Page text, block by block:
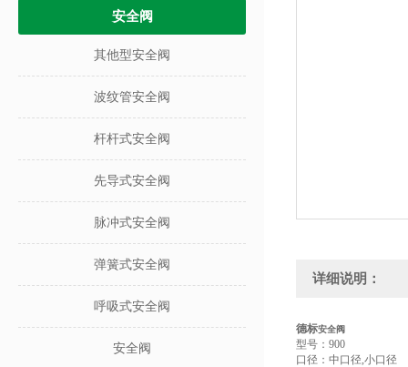
安全阀
其他型安全阀
波纹管安全阀
杆杆式安全阀
先导式安全阀
脉冲式安全阀
弹簧式安全阀
呼吸式安全阀
安全阀
详细说明：
德标安全阀
型号：900
口径：中口径,小口径